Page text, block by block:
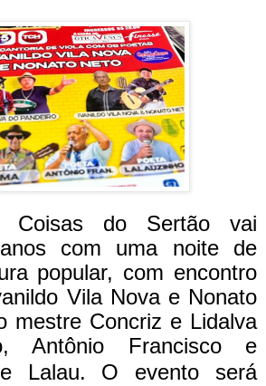
Coisas do Sertão vai
com uma noite de
popular, com encontro
Vila Nova e Nonato
mestre Concriz e Lidalva
Antônio Francisco e
Lalau. O evento será